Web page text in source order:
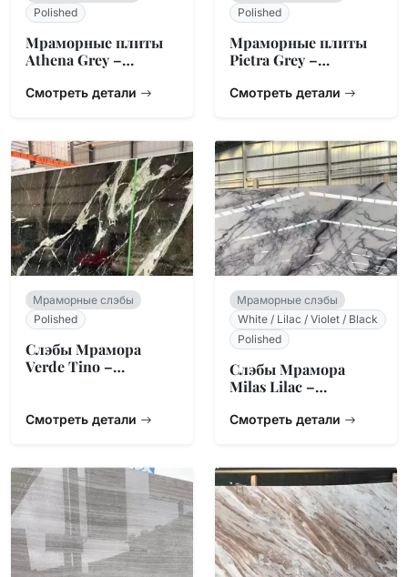
Polished
Мраморные плиты
Athena Grey –
Смотреть детали
Polished
Мраморные плиты
Pietra Grey –
Угольный
Смотреть детали
Мраморные слэбы
Polished
Слэбы Мрамора
Verde Tino –
Смотреть детали
Мраморные слэбы
White / Lilac / Violet / Black
Polished
Слэбы Мрамора
Milas Lilac –
Натуральный
Смотреть детали